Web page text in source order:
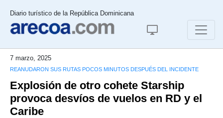
Diario turístico de la República Dominicana
7 marzo, 2025
REANUDARON SUS RUTAS POCOS MINUTOS DESPUÉS DEL INCIDENTE
Explosión de otro cohete Starship
provoca desvíos de vuelos en RD y el
Caribe